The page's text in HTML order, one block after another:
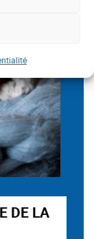
DE LA